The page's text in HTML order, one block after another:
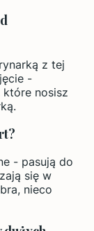
z tej
-
które nosisz
- pasują do
się w
nieco